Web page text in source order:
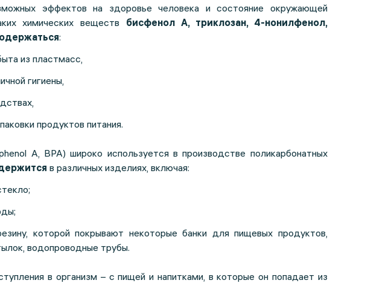
эффектов на здоровье человека и состояние окружающей
химических веществ бисфенол А, триклозан, 4-нонилфенол,
:
из пластмасс,
гигиены,
продуктов питания.
A, BPA) широко используется в производстве поликарбонатных
в различных изделиях, включая:
которой покрывают некоторые банки для пищевых продуктов,
водопроводные трубы.
в организм – с пищей и напитками, в которые он попадает из